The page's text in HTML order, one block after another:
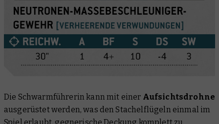
Die Schwarmführerin kann mit einer Aufsichtsdrohne
ausgerüstet werden, was den Stachelflügeln einmal im